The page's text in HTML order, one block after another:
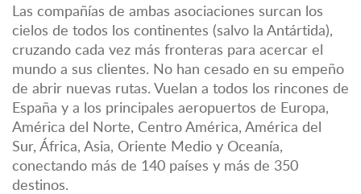
Las compañías de ambas asociaciones surcan los
cielos de todos los continentes (salvo la Antártida),
cruzando cada vez más fronteras para acercar el
mundo a sus clientes. No han cesado en su empeño
de abrir nuevas rutas. Vuelan a todos los rincones de
España y a los principales aeropuertos de Europa,
América del Norte, Centro América, América del
Sur, África, Asia, Oriente Medio y Oceanía,
conectando más de 140 países y más de 350
destinos.